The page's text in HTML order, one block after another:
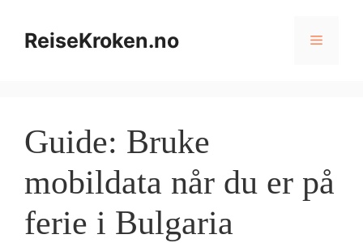
innholdReiseKroken.no Meny
Guide: Bruke
mobildata når du er på
ferie i Bulgaria